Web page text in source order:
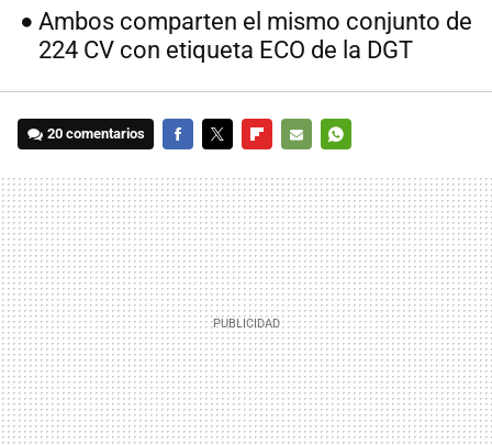
Ambos comparten el mismo conjunto de
224 CV con etiqueta ECO de la DGT
20 comentarios
MAIL